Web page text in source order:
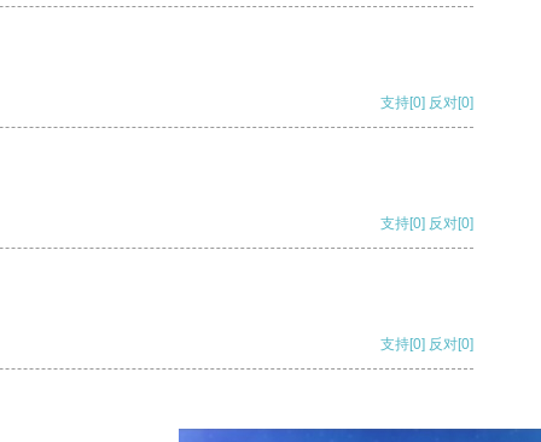
支持[0] 反对[0]
支持[0] 反对[0]
支持[0] 反对[0]